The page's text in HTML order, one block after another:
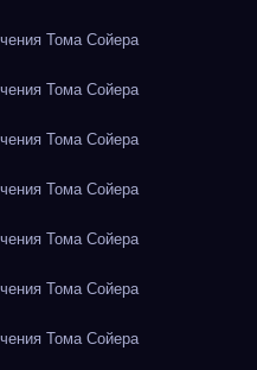
Тома Сойера
Тома Сойера
Тома Сойера
Тома Сойера
Тома Сойера
Тома Сойера
Тома Сойера